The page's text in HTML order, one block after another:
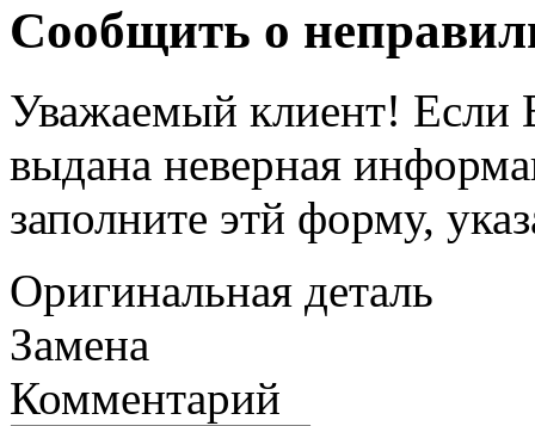
Сообщить о
Уважаемый клиент! Если
выдана неверная
заполните этй форму,
Оригинальная деталь
Замена
Комментарий